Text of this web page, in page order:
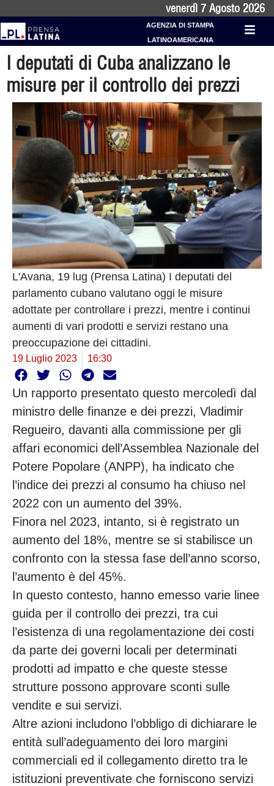
venerdì 7 Agosto 2026
AGENZIA DI STAMPA
LATINOAMERICANA
I deputati di Cuba analizzano le
misure per il controllo dei prezzi
L'Avana, 19 lug (Prensa Latina) I deputati del
parlamento cubano valutano oggi le misure
adottate per controllare i prezzi, mentre i continui
aumenti di vari prodotti e servizi restano una
preoccupazione dei cittadini.
19 Luglio 2023 16:30
Un rapporto presentato questo mercoledì dal
ministro delle finanze e dei prezzi, Vladimir
Regueiro, davanti alla commissione per gli
affari economici dell’Assemblea Nazionale del
Potere Popolare (ANPP), ha indicato che
l’indice dei prezzi al consumo ha chiuso nel
2022 con un aumento del 39%.
Finora nel 2023, intanto, si è registrato un
aumento del 18%, mentre se si stabilisce un
confronto con la stessa fase dell’anno scorso,
l’aumento è del 45%.
In questo contesto, hanno emesso varie linee
guida per il controllo dei prezzi, tra cui
l’esistenza di una regolamentazione dei costi
da parte dei governi locali per determinati
prodotti ad impatto e che queste stesse
strutture possono approvare sconti sulle
vendite e sui servizi.
Altre azioni includono l’obbligo di dichiarare le
entità sull’adeguamento dei loro margini
commerciali ed il collegamento diretto tra le
istituzioni preventivate che forniscono servizi